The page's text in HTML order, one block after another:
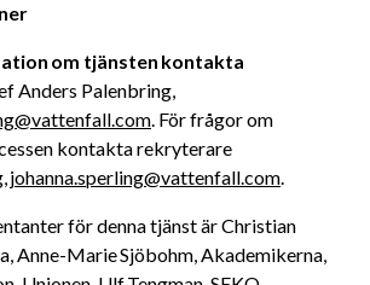
om tjänsten kontakta
. För frågor om
kontakta rekryterare
johanna.sperling@vattenfall.com.
för denna tjänst är Christian
Anne-Marie Sjöbohm, Akademikerna,